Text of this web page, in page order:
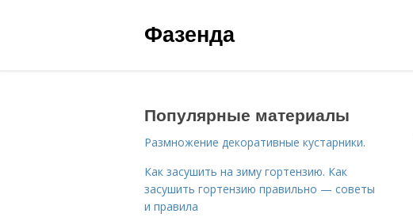
Фазенда
Популярные материалы
Размножение декоративные кустарники.
Как засушить на зиму гортензию. Как
засушить гортензию правильно — советы
и правила